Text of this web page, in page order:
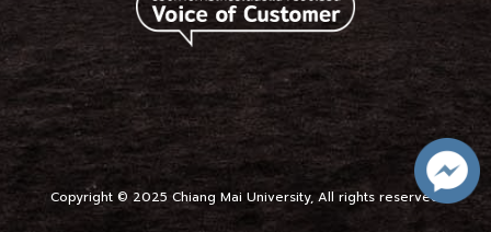
Copyright © 2025 Chiang Mai University, All rights reserved.